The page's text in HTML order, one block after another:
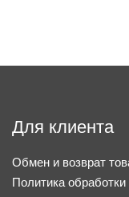
Для клиента
Обмен и возврат
Политика